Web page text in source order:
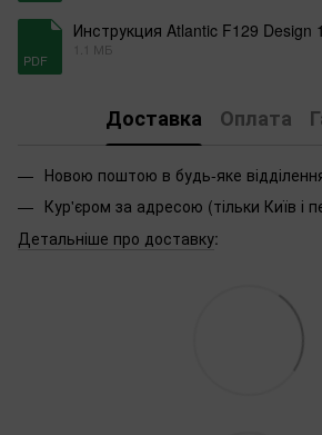
PDF
Инструкция Atlantic F129 Design
1.1 МБ
Доставка Оплата
Новою поштою в будь-яке
Кур'єром за адресою (тільки Київ і
Детальніше про доставку: